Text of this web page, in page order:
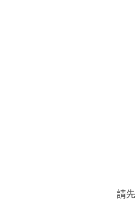
請先